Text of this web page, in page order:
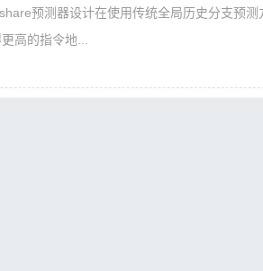
预测器设计在使用传统全局历史分支预测
高的指令地...